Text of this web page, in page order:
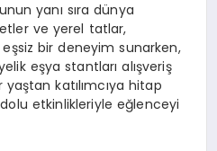
yanı sıra dünya
ve yerel tatlar,
bir deneyim sunarken,
eşya stantları alışveriş
katılımcıya hitap
etkinlikleriyle eğlenceyi